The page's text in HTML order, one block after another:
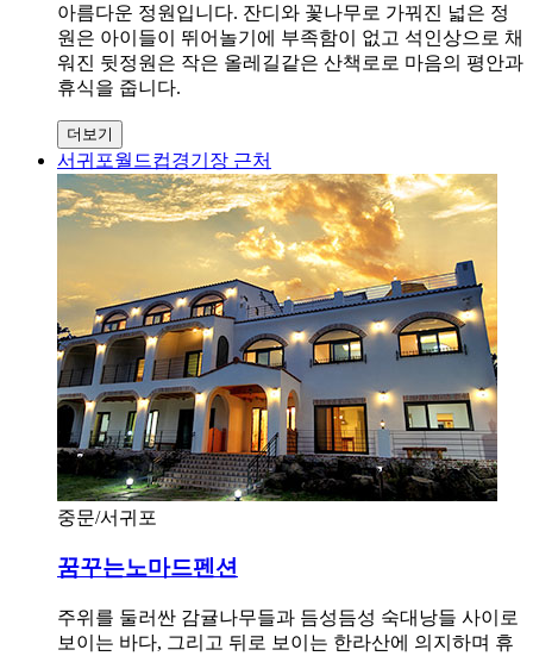
아름다운 정원입니다. 잔디와 꽃나무로 가꿔진 넓은 정
원은 아이들이 뛰어놀기에 부족함이 없고 석인상으로 채
워진 뒷정원은 작은 올레길같은 산책로로 마음의 평안과
휴식을 줍니다.
더보기
서귀포월드컵경기장 근처
중문/서귀포
꿈꾸는노마드펜션
주위를 둘러싼 감귤나무들과 듬성듬성 숙대낭들 사이로
보이는 바다, 그리고 뒤로 보이는 한라산에 의지하며 휴